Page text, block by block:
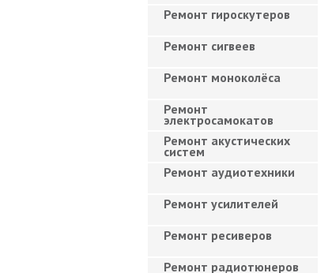
Ремонт гироскутеров
Ремонт сигвеев
Ремонт моноколёса
Ремонт
электросамокатов
Ремонт акустических
систем
Ремонт аудиотехники
Ремонт усилителей
Ремонт ресиверов
Ремонт радиотюнеров